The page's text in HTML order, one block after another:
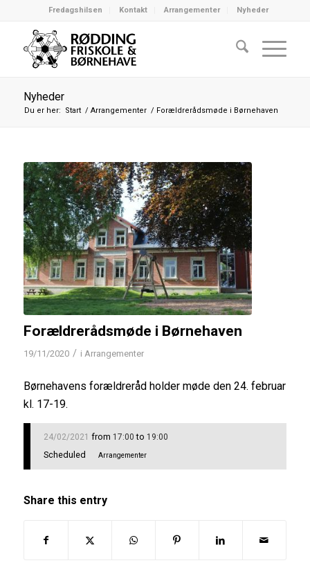
Fredagshilsen Kontakt Arrangementer Nyheder
Nyheder
Du er her: Start / Arrangementer / Forældrerådsmøde i Børnehaven
Forældrerådsmøde i Børnehaven
19/11/2020 / i Arrangementer
Børnehavens forældreråd holder møde den 24. februar
kl. 17-19.
24/02/2021 from 17:00 to 19:00
Scheduled Arrangementer
Share this entry